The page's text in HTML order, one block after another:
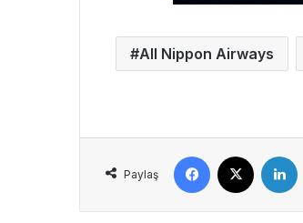
All Nippon Airways
Paylaş
Facebook